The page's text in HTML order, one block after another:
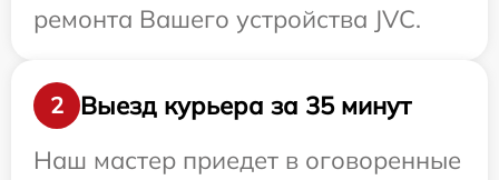
ремонта Вашего устройства JVC.
2
Выезд курьера за 35 минут
Наш мастер приедет в оговоренные